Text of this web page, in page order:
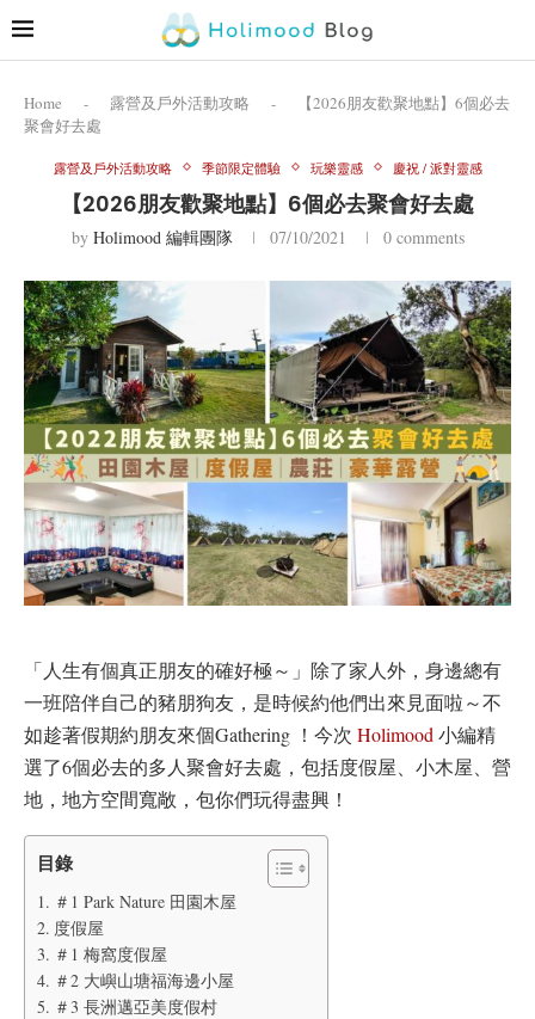
Home - 露營及戶外活動攻略 -
【2026朋友歡聚地點】6個必去
聚會好去處
露營及戶外活動攻略 季節限定體驗 玩樂靈感 慶祝 / 派對靈感
【2026朋友歡聚地點】6個必去聚會好去處
by Holimood 編輯團隊 07/10/2021 0 comments
「人生有個真正朋友的確好極～」除了家人外，身邊總有
一班陪伴自己的豬朋狗友，是時候約他們出來見面啦～不
如趁著假期約朋友來個Gathering ！今次 Holimood 小編精
選了6個必去的多人聚會好去處，包括度假屋、小木屋、營
地，地方空間寬敞，包你們玩得盡興！
目錄
＃1 Park Nature 田園木屋
度假屋
＃1 梅窩度假屋
＃2 大嶼山塘福海邊小屋
＃3 長洲邁亞美度假村